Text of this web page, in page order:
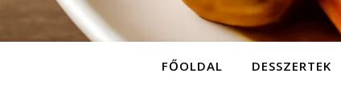
FŐOLDAL DESSZERTEK